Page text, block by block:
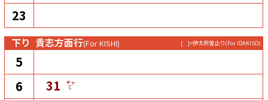
23
下り 貴志方面行(For KISHI) [ ]=伊太祈曽止り(For IDAKISO)
5
6
31 チャ
C